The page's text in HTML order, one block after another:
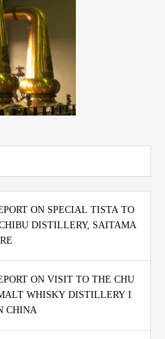
ON SPECIAL TISTA TO
DISTILLERY, SAITAMA
ON VISIT TO THE CHU
WHISKY DISTILLERY I
CHINA